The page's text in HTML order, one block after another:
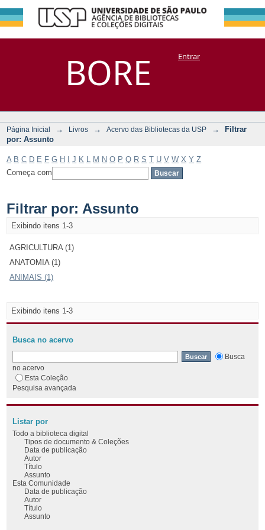
BORE
Filtrar por:
Assunto
DSpace/Manakin + CoriscoEntrar
Página Inicial → Livros → Acervo das Bibliotecas da USP →
Filtrar
por: Assunto
A B C D E F G H J K M N O P Q R S T U V W X Y Z
Começa com
Filtrar por: Assunto
Exibindo itens 1-3
AGRICULTURA (1)
ANATOMIA (1)
ANIMAIS (1)
Exibindo itens 1-3
Busca no acervo
Busca
no acervo
Esta Coleção
Pesquisa avançada
Listar por
Todo a biblioteca digital
Tipos de documento & Coleções
Data de publicação
Autor
Título
Assunto
Esta Comunidade
Data de publicação
Autor
Título
Assunto